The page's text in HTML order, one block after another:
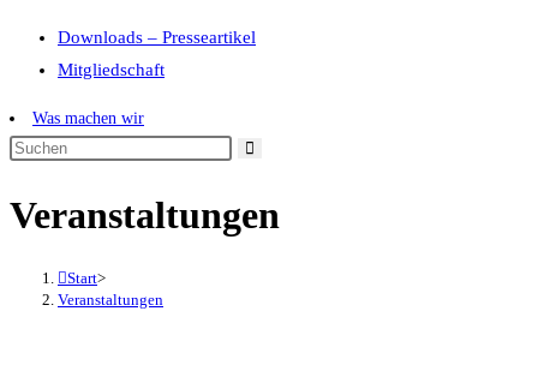
Downloads – Presseartikel
Mitgliedschaft
Was machen wir
Diese
durchsuchen
Veranstaltungen
Start>
Veranstaltungen